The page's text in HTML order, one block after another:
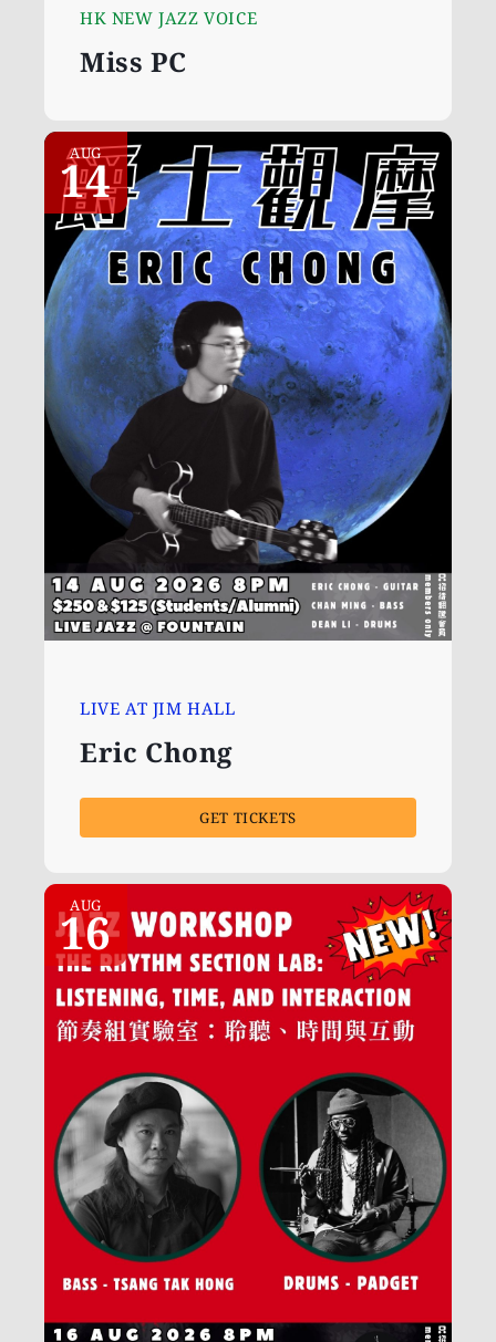
HK NEW JAZZ VOICE
Miss PC
AUG
14
LIVE AT JIM HALL
Eric Chong
GET TICKETS
AUG
16